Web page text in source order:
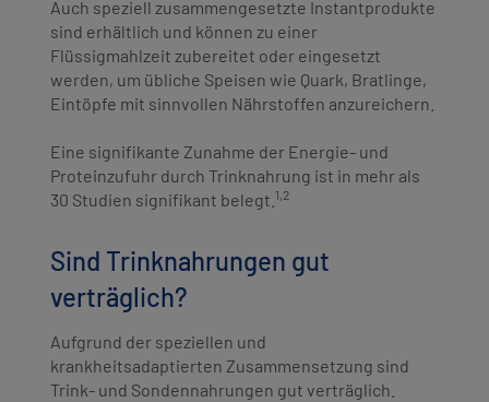
Auch speziell zusammengesetzte Instantprodukte
sind erhältlich und können zu einer
Flüssigmahlzeit zubereitet oder eingesetzt
werden, um übliche Speisen wie Quark, Bratlinge,
Eintöpfe mit sinnvollen Nährstoffen anzureichern.
Eine signifikante Zunahme der Energie- und
Proteinzufuhr durch Trinknahrung ist in mehr als
30 Studien signifikant belegt. 1,2
Sind Trinknahrungen gut
verträglich?
Aufgrund der speziellen und
krankheitsadaptierten Zusammensetzung sind
Trink- und Sondennahrungen gut verträglich.